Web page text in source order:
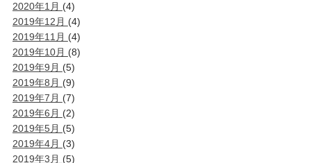
2020年1月 (4)
2019年12月 (4)
2019年11月 (4)
2019年10月 (8)
2019年9月 (5)
2019年8月 (9)
2019年7月 (7)
2019年6月 (2)
2019年5月 (5)
2019年4月 (3)
2019年3月 (5)